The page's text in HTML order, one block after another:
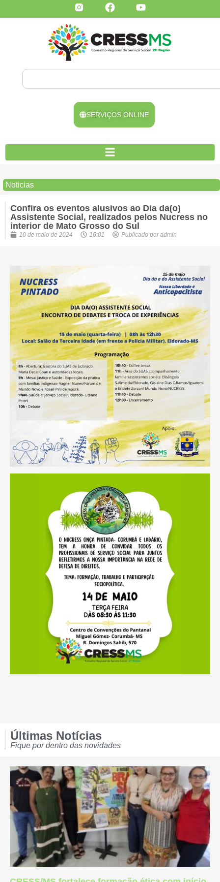
SERVIÇOS ONLINE
Noticias
Confira os eventos alusivos ao Dia da(o)
Assistente Social, realizados pelos Nucress no
interior de Mato Grosso do Sul
10 de maio de 2024 16:01 Publicado poradmin
Últimas Notícias
Fique por dentro das novidades